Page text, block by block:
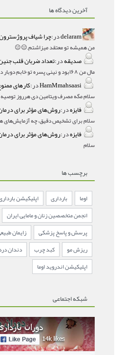
آخرین دیدگاه ها
delaramدر:چرا شیاف پروژسترون
من همیشه تو معتقد میزاشتم,,😑😐
صدیقهدر:تعداد ضربان قلب
HamMmahsaasiدر:کارهای
فایزهدر:روش‌های مؤثر برای
فایزهدر:روش‌های مؤثر برای
سلام
برچسب ها
اوما بارداری اپلیکیشن
انجمن متخصصین زنان و مامایی ایران
پرسش و پاسخ پزشکی
زایمان
ریزش مو
کبد چرب
دندان
اپلیکیشن اندروید اوما
شبکه اجتماعی